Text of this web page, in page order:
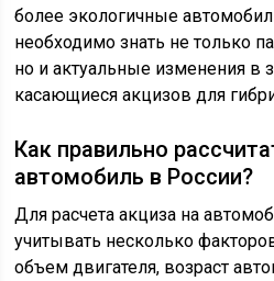
более экологичные
необходимо знать не только
но и актуальные изменения в
касающиеся акцизов для
Как правильно
автомобиль в России?
Для расчета акциза на
учитывать несколько
объем двигателя, возраст